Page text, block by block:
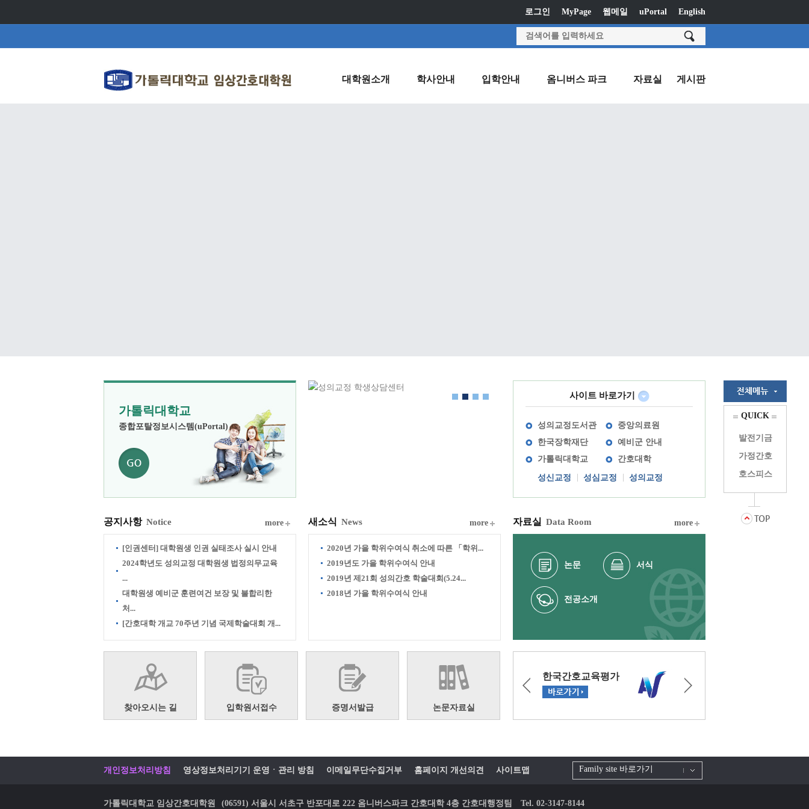
로그인 MyPage 웹메일 uPortal English
대학원소개 학사안내 입학안내 옴니버스 파크 자료실 게시판
가톨릭대학교
종합포탈정보시스템(uPortal)
사이트 바로가기
성의교정도서관
한국장학재단
가톨릭대학교
중앙의료원
예비군 안내
간호대학
성신교정 성심교정 성의교정
공지사항 Notice
[인권센터] 대학원생 인권 실태조사 실시 안내
2024학년도 성의교정 대학원생 법정의무교육
...
대학원생 예비군 훈련여건 보장 및 불합리한
처...
[간호대학 개교 70주년 기념 국제학술대회 개...
more 새소식 News
2020년 가을 학위수여식 취소에 따른 「학위...
2019년도 가을 학위수여식 안내
2019년 제21회 성의간호 학술대회(5.24...
2018년 가을 학위수여식 안내
more 자료실 Data Room
논문 서식
전공소개
more
찾아오시는 길 입학원서접수 증명서발급 논문자료실
개인정보처리방침 영상정보처리기기 운영ㆍ관리 방침 이메일무단수집거부 홈페이지 개선의견 사이트맵 Family site 바로가기
가톨릭대학교 임상간호대학원 (06591) 서울시 서초구 반포대로 222 옴니버스파크 간호대학 4층 간호대행정팀 Tel. 02-3147-8144
QUICK
발전기금
가정간호
호스피스